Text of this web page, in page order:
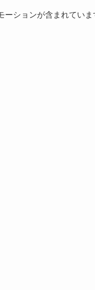
ーションが含まれていま